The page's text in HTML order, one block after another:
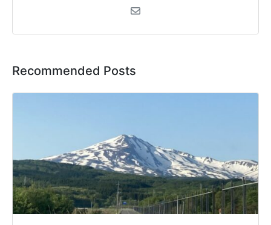
Recommended Posts